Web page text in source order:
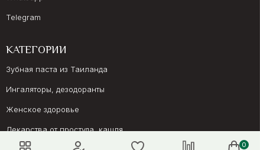
0
Telegram
КАТЕГОРИИ
Зубная паста из Таиланда
Ингаляторы, дезодоранты
Женское здоровье
Лекарства от простуда, кашля